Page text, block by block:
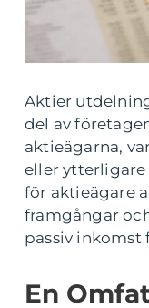
Aktier
del av
aktieägarna,
eller
för aktieägare
framgångar
passiv inkomst
En